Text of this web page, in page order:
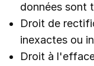
données sont
Droit de
inexactes ou
Droit à